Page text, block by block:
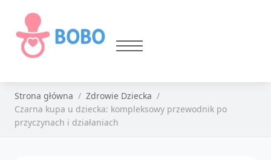
Strona główna
Zdrowie Dziecka
Czarna kupa u dziecka: kompleksowy przewodnik po
przyczynach i działaniach